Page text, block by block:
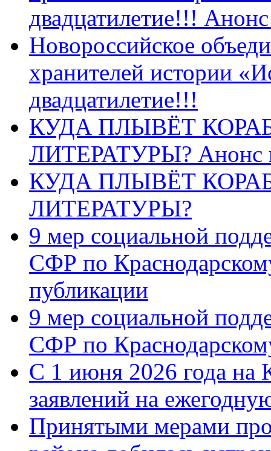
двадцатилетие!!!
Новороссийское
хранителей истории
двадцатилетие!!!
КУДА ПЛЫВЁТ
ЛИТЕРАТУРЫ? Анонс
КУДА ПЛЫВЁТ
ЛИТЕРАТУРЫ?
9 мер социальной
СФР по
публикации
9 мер социальной
СФР по
С 1 июня 2026 года на
заявлений на
Принятыми мерами